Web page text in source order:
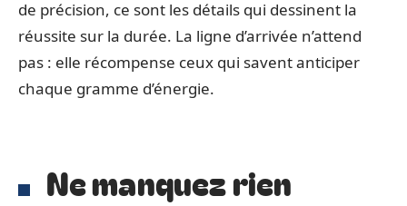
de précision, ce sont les détails qui dessinent la
réussite sur la durée. La ligne d’arrivée n’attend
pas : elle récompense ceux qui savent anticiper
chaque gramme d’énergie.
Ne manquez rien